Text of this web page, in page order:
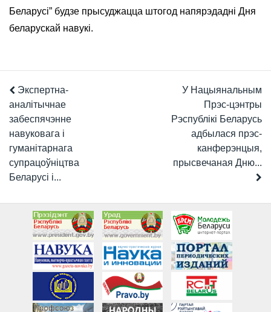
Беларусі” будзе прысуджацца штогод напярэдадні Дня
беларускай навукі.
Экспертна-
аналітычнае
забеспячэнне
навуковага і
гуманітарнага
супрацоўніцтва
Беларусі і...
У Нацыянальным
Прэс-цэнтры
Рэспублікі Беларусь
адбылася прэс-
канферэнцыя,
прысвечаная Дню...